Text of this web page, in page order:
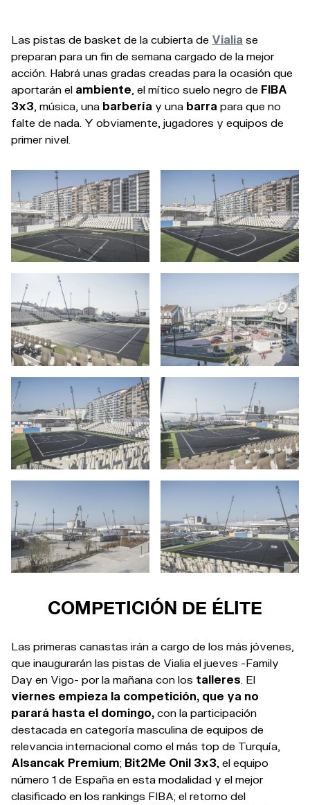
Las pistas de basket de la cubierta de Vialia se
preparan para un fin de semana cargado de la mejor
acción. Habrá unas gradas creadas para la ocasión que
aportarán el ambiente , el mítico suelo negro de FIBA
3x3 , música, una barbería y una barra para que no
falte de nada. Y obviamente, jugadores y equipos de
primer nivel.
COMPETICIÓN DE ÉLITE
Las primeras canastas irán a cargo de los más jóvenes,
que inaugurarán las pistas de Vialia el jueves -Family
Day en Vigo- por la mañana con los talleres . El
viernes empieza la competición, que ya no
parará hasta el domingo, con la participación
destacada en categoría masculina de equipos de
relevancia internacional como el más top de Turquía,
Alsancak Premium; Bit2Me Onil 3x3 , el equipo
número 1 de España en esta modalidad y el mejor
clasificado en los rankings FIBA; el retorno del